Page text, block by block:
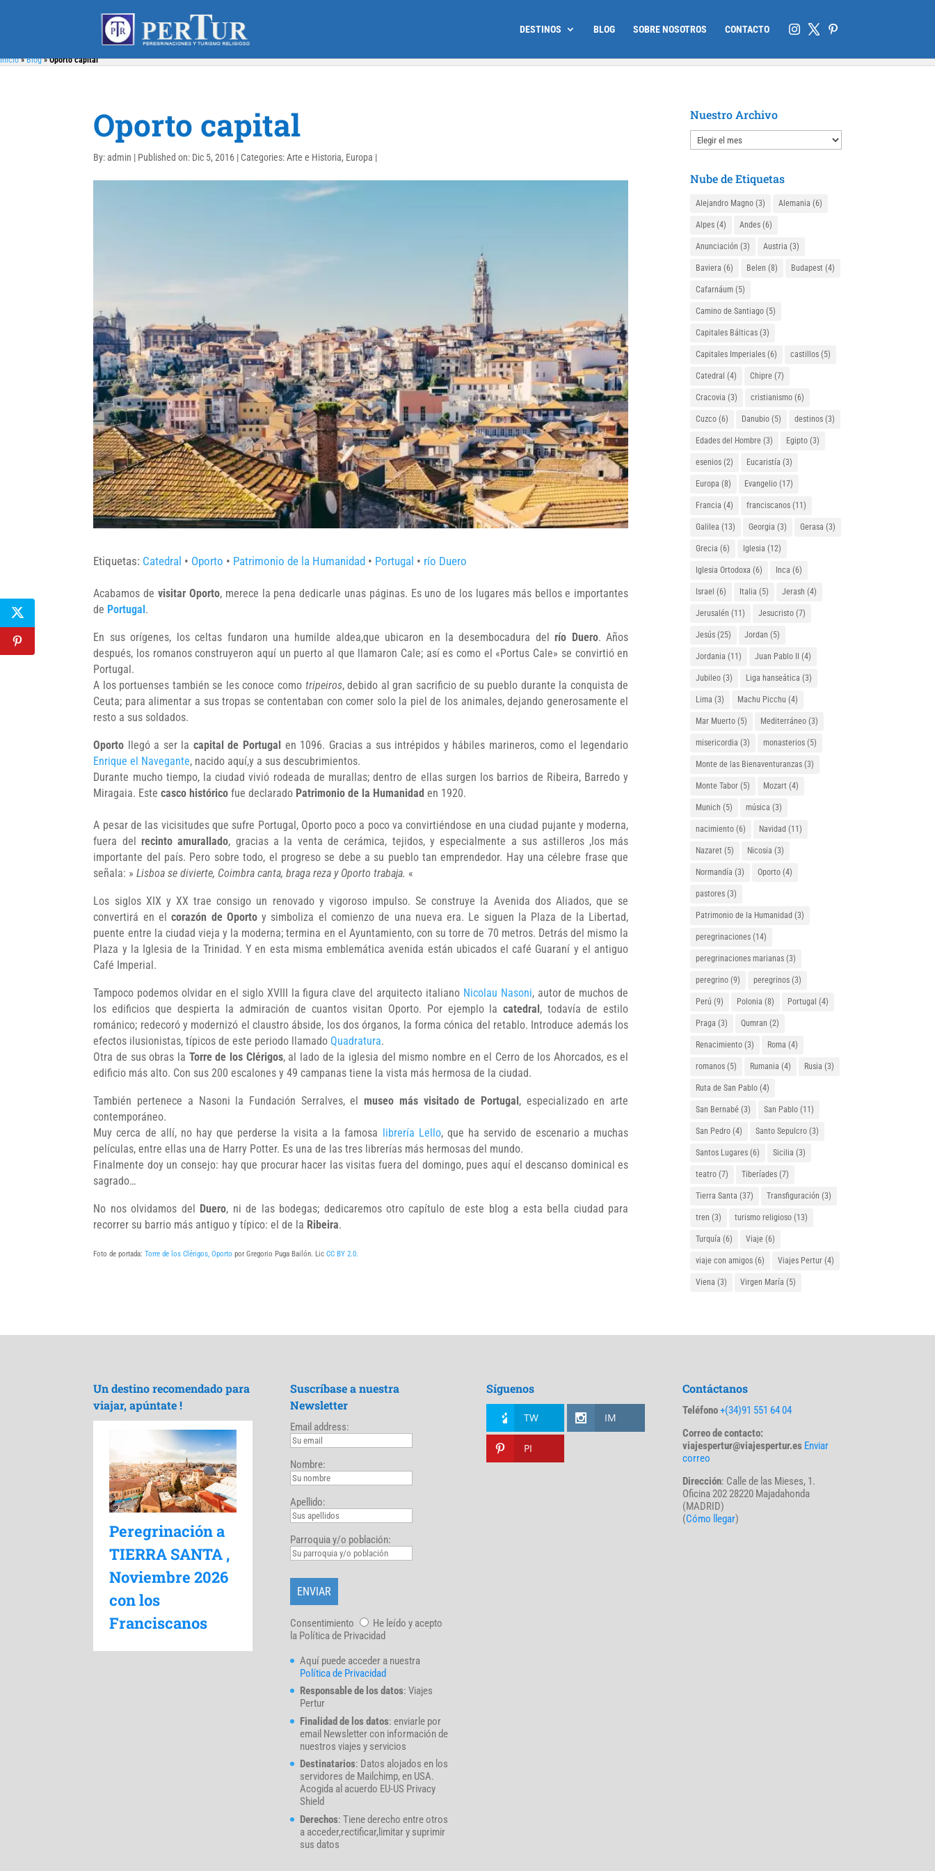
DESTINOS BLOG SOBRE NOSOTROS CONTACTO
Inicio»Blog»Oporto capital
Oporto capital
By:admin | Published on: Dic 5, 2016 | Categories:Arte e Historia, Europa |
Etiquetas: Catedral • Oporto • Patrimonio de la Humanidad • Portugal • río Duero
Acabamos devisitar Oporto, merece la pena dedicarle unas páginas. Es uno de los lugares más bellos e importantes
de Portugal.
En sus orígenes, los celtas fundaron una humilde aldea,que ubicaron en la desembocadura delrío Duero. Años
después, los romanos construyeron aquí un puerto al que llamaron Cale; así es como el «Portus Cale» se convirtió en
Portugal.
A los portuenses también se les conoce como tripeiros, debido al gran sacrificio de su pueblo durante la conquista de
Ceuta; para alimentar a sus tropas se contentaban con comer solo la piel de los animales, dejando generosamente el
resto a sus soldados.
Oporto llegó a ser la capital de Portugal en 1096. Gracias a sus intrépidos y hábiles marineros, como el legendario
Enrique el Navegante, nacido aquí,y a sus descubrimientos.
Durante mucho tiempo, la ciudad vivió rodeada de murallas; dentro de ellas surgen los barrios de Ribeira, Barredo y
Miragaia. Estecasco histórico fue declarado Patrimonio de la Humanidad en 1920.
A pesar de las vicisitudes que sufre Portugal, Oporto poco a poco va convirtiéndose en una ciudad pujante y moderna,
fuera delrecinto amurallado, gracias a la venta de cerámica, tejidos, y especialmente a sus astilleros ,los más
importante del país. Pero sobre todo, el progreso se debe a su pueblo tan emprendedor. Hay una célebre frase que
señala: »Lisboa se divierte, Coimbra canta, braga reza y Oporto trabaja. «
Los siglos XIX y XX trae consigo un renovado y vigoroso impulso. Se construye la Avenida dos Aliados, que se
convertirá en el corazón de Oportoy simboliza el comienzo de una nueva era. Le siguen la Plaza de la Libertad,
puente entre la ciudad vieja y la moderna; termina en el Ayuntamiento, con su torre de 70 metros. Detrás del mismo la
Plaza y la Iglesia de la Trinidad. Y en esta misma emblemática avenida están ubicados el café Guaraní y el antiguo
Café Imperial.
Tampoco podemos olvidar en el siglo XVIII la figura clave del arquitecto italiano Nicolau Nasoni, autor de muchos de
los edificios que despierta la admiración de cuantos visitan Oporto. Por ejemplo lacatedral, todavía de estilo
románico; redecoró y modernizó el claustro ábside, los dos órganos, la forma cónica del retablo. Introduce además los
efectos ilusionistas, típicos de este periodo llamado Quadratura.
Otra de sus obras la Torre de los Clérigos, al lado de la iglesia del mismo nombre en el Cerro de los Ahorcados, es el
edificio más alto. Con sus 200 escalones y 49 campanas tiene la vista más hermosa de la ciudad.
También pertenece a Nasoni la Fundación Serralves, elmuseo más visitado de Portugal, especializado en arte
contemporáneo.
Muy cerca de allí, no hay que perderse la visita a la famosa librería Lello, que ha servido de escenario a muchas
películas, entre ellas una de Harry Potter. Es una de las tres librerías más hermosas del mundo.
Finalmente doy un consejo: hay que procurar hacer las visitas fuera del domingo, pues aquí el descanso dominical es
sagrado…
No nos olvidamos del Duero, ni de las bodegas; dedicaremos otro capítulo de este blog a esta bella ciudad para
recorrer su barrio más antiguo y típico: el de la Ribeira.
Foto de portada:Torre de los Clérigos, Oportopor Gregorio Puga Bailón. LicCC BY 2.0.
Nuestro Archivo
Nuestro
Archivo
Nube de Etiquetas
Alejandro Magno (3) Alemania (6)
Alpes (4) Andes (6)
Anunciación (3) Austria (3)
Baviera (6) Belen (8) Budapest (4)
Cafarnáum (5)
Camino de Santiago (5)
Capitales Bálticas (3)
Capitales Imperiales (6) castillos (5)
Catedral (4) Chipre (7)
Cracovia (3) cristianismo (6)
Cuzco (6) Danubio (5) destinos (3)
Edades del Hombre (3) Egipto (3)
esenios (2) Eucaristía (3)
Europa (8) Evangelio (17)
Francia (4) franciscanos (11)
Galilea (13) Georgia (3) Gerasa (3)
Grecia (6) Iglesia (12)
Iglesia Ortodoxa (6) Inca (6)
Israel (6) Italia (5) Jerash (4)
Jerusalén (11) Jesucristo (7)
Jesús (25) Jordan (5)
Jordania (11) Juan Pablo II (4)
Jubileo (3) Liga hanseática (3)
Lima (3) Machu Picchu (4)
Mar Muerto (5) Mediterráneo (3)
misericordia (3) monasterios (5)
Monte de las Bienaventuranzas (3)
Monte Tabor (5) Mozart (4)
Munich (5) música (3)
nacimiento (6) Navidad (11)
Nazaret (5) Nicosia (3)
Normandía (3) Oporto (4)
pastores (3)
Patrimonio de la Humanidad (3)
peregrinaciones (14)
peregrinaciones marianas (3)
peregrino (9) peregrinos (3)
Perú (9) Polonia (8) Portugal (4)
Praga (3) Qumran (2)
Renacimiento (3) Roma (4)
romanos (5) Rumania (4) Rusia (3)
Ruta de San Pablo (4)
San Bernabé (3) San Pablo (11)
San Pedro (4) Santo Sepulcro (3)
Santos Lugares (6) Sicilia (3)
teatro (7) Tiberíades (7)
Tierra Santa (37) Transfiguración (3)
tren (3) turismo religioso (13)
Turquía (6) Viaje (6)
viaje con amigos (6) Viajes Pertur (4)
Viena (3) Virgen María (5)
Un destino recomendado para
viajar, apúntate !
Peregrinación a
TIERRA SANTA ,
Noviembre 2026
con los
Franciscanos
Suscríbase a nuestra
Newsletter
Email address:
Nombre:
Apellido:
Parroquia y/o población:
Consentimiento
He leído y acepto
la Política de Privacidad
Aquí puede acceder a nuestra
Política de Privacidad
Responsable de los datos: Viajes
Pertur
Finalidad de los datos: enviarle por
email Newsletter con información de
nuestros viajes y servicios
Destinatarios: Datos alojados en los
servidores de Mailchimp, en USA.
Acogida al acuerdo EU-US Privacy
Shield
Derechos: Tiene derecho entre otros
a acceder,rectificar,limitar y suprimir
sus datos
Síguenos
TW IM
PI
Contáctanos
Teléfono+(34)91 551 64 04
Correo de contacto:
viajespertur@viajespertur.es Enviar
correo
Dirección: Calle de las Mieses, 1.
Oficina 202 28220 Majadahonda
(MADRID)
(Cómo llegar)